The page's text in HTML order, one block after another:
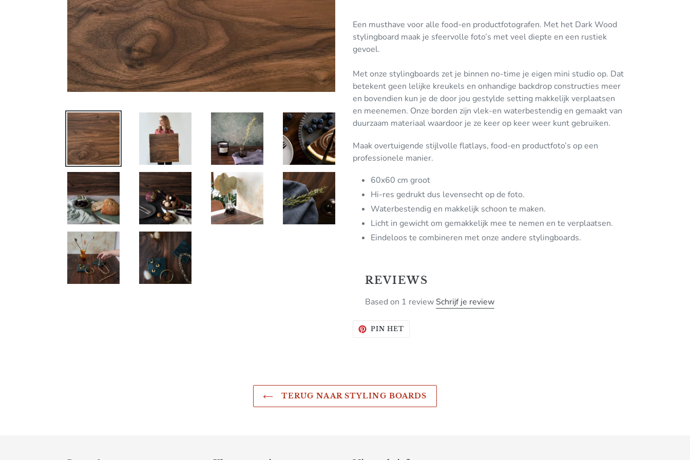
toegevoegen
aan
uw
Een musthave voor alle food-en productfotografen. Met het Dark Wood
stylingboard maak je sfeervolle foto’s met veel diepte en een rustiek
gevoel.
Met onze stylingboards zet je binnen no-time je eigen mini studio op. Dat
betekent geen lelijke kreukels en onhandige backdrop constructies meer
en bovendien kun je de door jou gestylde setting makkelijk verplaatsen
en meenemen. Onze borden zijn vlek-en waterbestendig en gemaakt van
duurzaam materiaal waardoor je ze keer op keer weer kunt gebruiken.
Maak overtuigende stijlvolle flatlays, food-en productfoto’s op een
professionele manier.
60x60 cm groot
Hi-res gedrukt dus levensecht op de foto.
Waterbestendig en makkelijk schoon te maken.
Licht in gewicht om gemakkelijk mee te nemen en te verplaatsen.
Eindeloos te combineren met onze andere stylingboards.
REVIEWS
Based on 1 review Schrijf je review
PIN HETPINNEN
TERUG NAAR STYLING BOARDS